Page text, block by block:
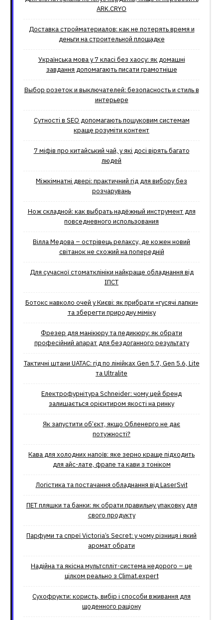
ARK.CRYO
Доставка стройматериалов: как не потерять время и
деньги на строительной площадке
Українська мова у 7 класі без хаосу: як домашні
завдання допомагають писати грамотніше
Выбор розеток и выключателей: безопасность и стиль в
интерьере
Сутності в SEO допомагають пошуковим системам
краще розуміти контент
7 міфів про китайський чай, у які досі вірять багато
людей
Міжкімнатні двері: практичний гід для вибору без
розчарувань
Нож складной: как выбрать надёжный инструмент для
повседневного использования
Вілла Медова – острівець релаксу, де кожен новий
світанок не схожий на попередній
Для сучасної стоматклініки найкраще обладнання від
ІПСТ
Ботокс навколо очей у Києві: як прибрати «гусячі лапки»
та зберегти природну міміку
Фрезер для манікюру та педикюру: як обрати
професійний апарат для бездоганного результату
Тактичні штани UATAC: гід по лінійках Gen 5.7, Gen 5.6, Lite
та Ultralite
Електрофурнітура Schneider: чому цей бренд
залишається орієнтиром якості на ринку
Як запустити об’єкт, якщо Обленерго не дає
потужності?
Кава для холодних напоїв: яке зерно краще підходить
для айс-лате, фрапе та кави з тоніком
Логістика та постачання обладнання від LaserSvit
ПЕТ пляшки та банки: як обрати правильну упаковку для
свого продукту
Парфуми та спреї Victoria’s Secret: у чому різниця і який
аромат обрати
Надійна та якісна мультспліт-система недорого – це
цілком реально з Climat.еxpert
Сухофрукти: користь, вибір і способи вживання для
щоденного раціону